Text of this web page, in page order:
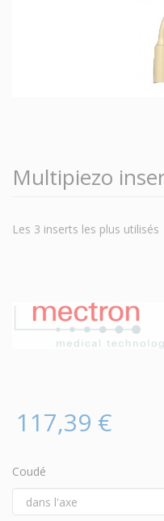
Multipiezo
Les 3 inserts les plus utilisés
117,39 €
Coudé